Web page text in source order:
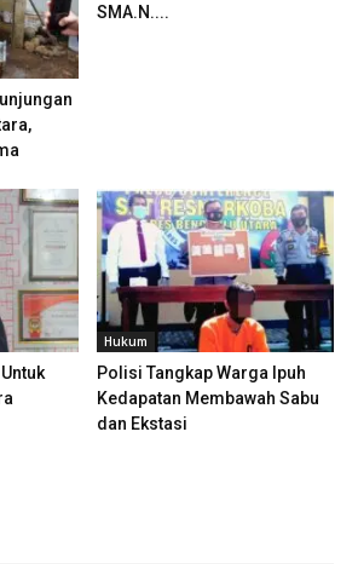
SMA.N....
Hukum
Polisi Tangkap Warga Ipuh
Kedapatan Membawah Sabu
dan Ekstasi